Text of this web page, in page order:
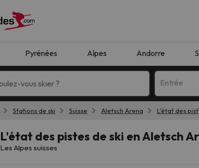
Pyrénées Alpes Andorre
Entrée
Stations de ski Suisse Aletsch Arena L'état des
L'état des pistes de ski en Aletsch
Les Alpes suisses